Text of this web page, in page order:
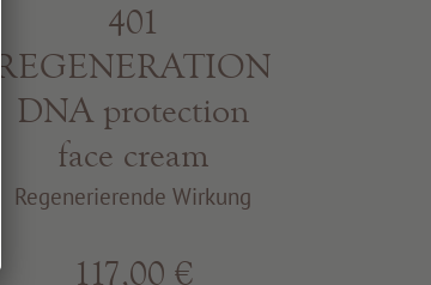
401
REGENERATION
DNA protection
face cream
Regenerierende Wirkung
117,00 €